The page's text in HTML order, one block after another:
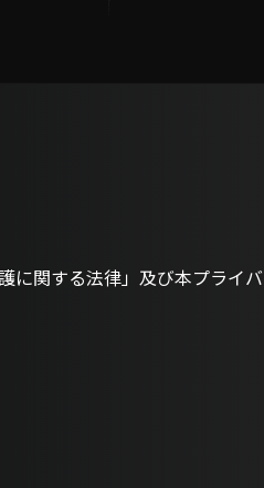
に関する法律」及び本プライ